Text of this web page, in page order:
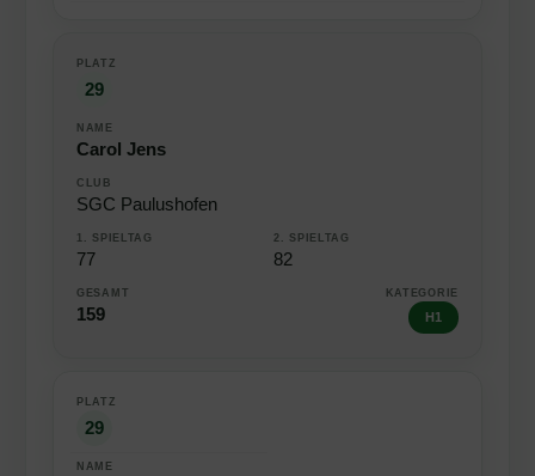
29
Carol Jens
SGC Paulushofen
77 82
159 H1
29